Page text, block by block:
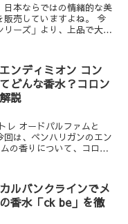
日本ならではの情緒的な美
販売していますよね。 今
ーズ」より、上品で大人
エンディミオン コン
どんな香水？コロン
説
レ オードパルファムと
は、ペンハリガンのエン
の香りについて、コロン
カルバンクラインでメ
香水「ck be」を徹